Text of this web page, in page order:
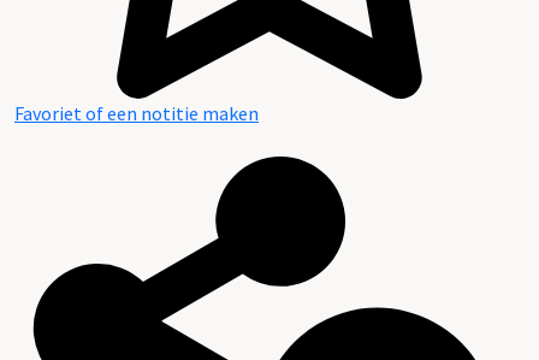
Favoriet of een notitie maken